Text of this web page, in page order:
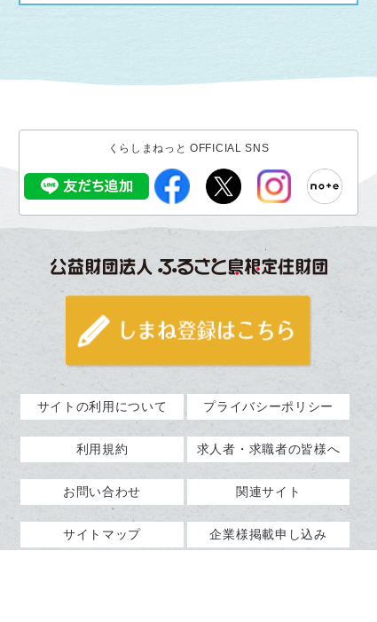
くらしまねっと OFFICIAL SNS
サイトの利用について プライバシーポリシー
利用規約 求人者・求職者の皆様へ
お問い合わせ 関連サイト
サイトマップ 企業様掲載申し込み